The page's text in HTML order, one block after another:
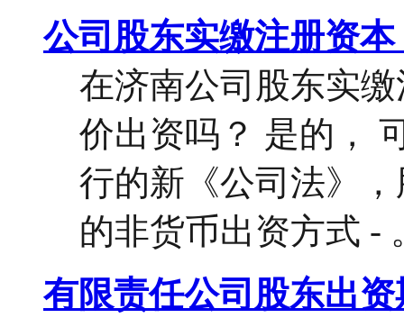
公司股东实缴注册资
在济南公司股东实
价出资吗？ 是的，
行的新《公司法》
的非货币出资方式 -
有限责任公司股东出